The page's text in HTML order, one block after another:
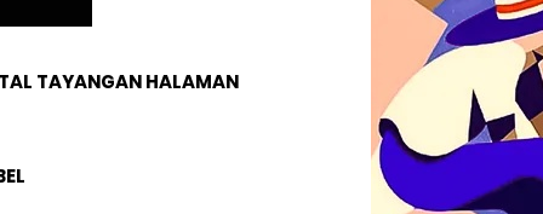
TAYANGAN HALAMAN